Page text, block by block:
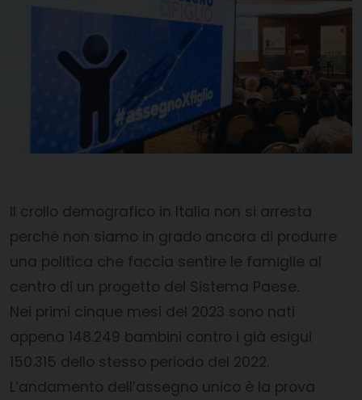
Il crollo demografico in Italia non si arresta
perché non siamo in grado ancora di produrre
una politica che faccia sentire le famiglie al
centro di un progetto del Sistema Paese.
Nei primi cinque mesi del 2023 sono nati
appena 148.249 bambini contro i già esigui
150.315 dello stesso periodo del 2022.
L’andamento dell’assegno unico è la prova